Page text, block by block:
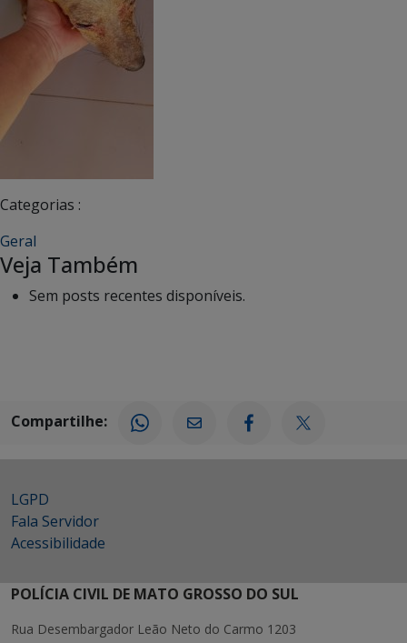
Categorias :
Geral
Veja Também
Sem posts recentes disponíveis.
Compartilhe:
LGPD
Fala Servidor
Acessibilidade
POLÍCIA CIVIL DE MATO GROSSO DO SUL
Rua Desembargador Leão Neto do Carmo 1203